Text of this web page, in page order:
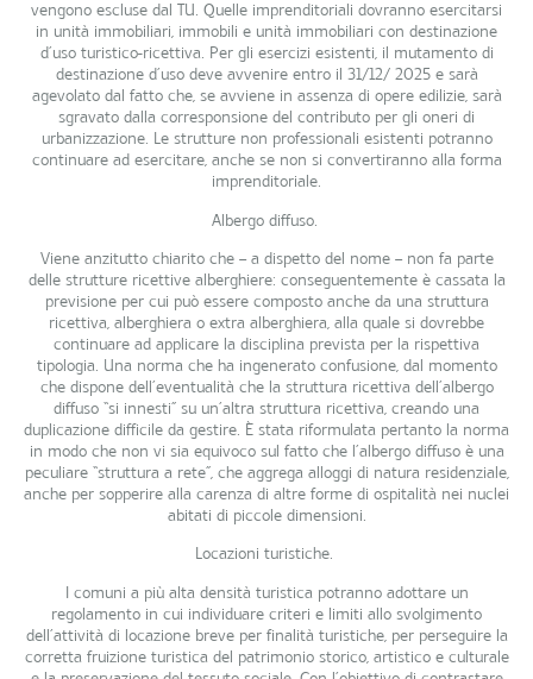
vengono escluse dal TU. Quelle imprenditoriali dovranno esercitarsi
in unità immobiliari, immobili e unità immobiliari con destinazione
d’uso turistico-ricettiva. Per gli esercizi esistenti, il mutamento di
destinazione d’uso deve avvenire entro il 31/12/ 2025 e sarà
agevolato dal fatto che, se avviene in assenza di opere edilizie, sarà
sgravato dalla corresponsione del contributo per gli oneri di
urbanizzazione. Le strutture non professionali esistenti potranno
continuare ad esercitare, anche se non si convertiranno alla forma
imprenditoriale.
Albergo diffuso.
Viene anzitutto chiarito che – a dispetto del nome – non fa parte
delle strutture ricettive alberghiere: conseguentemente è cassata la
previsione per cui può essere composto anche da una struttura
ricettiva, alberghiera o extra alberghiera, alla quale si dovrebbe
continuare ad applicare la disciplina prevista per la rispettiva
tipologia. Una norma che ha ingenerato confusione, dal momento
che dispone dell’eventualità che la struttura ricettiva dell’albergo
diffuso “si innesti” su un’altra struttura ricettiva, creando una
duplicazione difficile da gestire. È stata riformulata pertanto la norma
in modo che non vi sia equivoco sul fatto che l’albergo diffuso è una
peculiare “struttura a rete”, che aggrega alloggi di natura residenziale,
anche per sopperire alla carenza di altre forme di ospitalità nei nuclei
abitati di piccole dimensioni.
Locazioni turistiche.
I comuni a più alta densità turistica potranno adottare un
regolamento in cui individuare criteri e limiti allo svolgimento
dell’attività di locazione breve per finalità turistiche, per perseguire la
corretta fruizione turistica del patrimonio storico, artistico e culturale